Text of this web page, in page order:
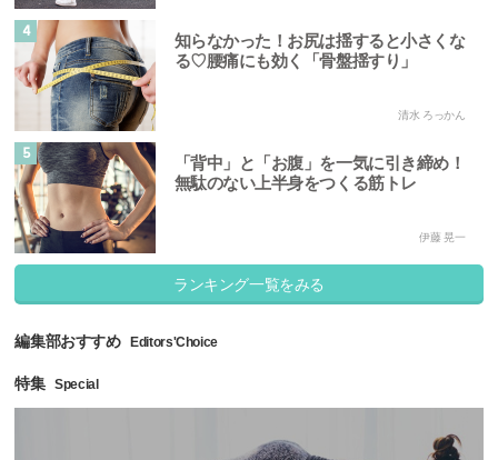
4
知らなかった！お尻は揺すると小さくな
る♡腰痛にも効く「骨盤揺すり」
清水 ろっかん
5
「背中」と「お腹」を一気に引き締め！
無駄のない上半身をつくる筋トレ
伊藤 晃一
ランキング一覧をみる
編集部おすすめ Editors'Choice
特集 Special